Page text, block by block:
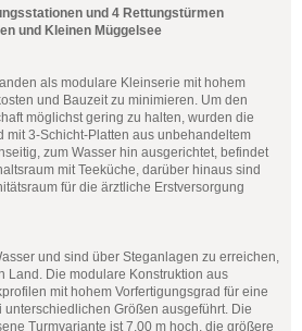
und 4 Rettungstürmen
und Kleinen Müggelsee
als modulare Kleinserie mit hohem
und Bauzeit zu minimieren. Um den
möglichst gering zu halten, wurden die
mit 3-Schicht-Platten aus unbehandeltem
zum Wasser hin ausgerichtet, befindet
mit Teeküche, darüber hinaus sind
für die ärztliche Erstversorgung
und sind über Steganlagen zu erreichen,
Land. Die modulare Konstruktion aus
mit hohem Vorfertigungsgrad für eine
unterschiedlichen Größen ausgeführt. Die
Turmvariante ist 7,00 m hoch, die größere